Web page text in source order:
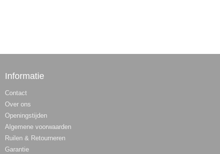
Informatie
Contact
Over ons
Openingstijden
Algemene voorwaarden
Ruilen & Retourneren
Garantie